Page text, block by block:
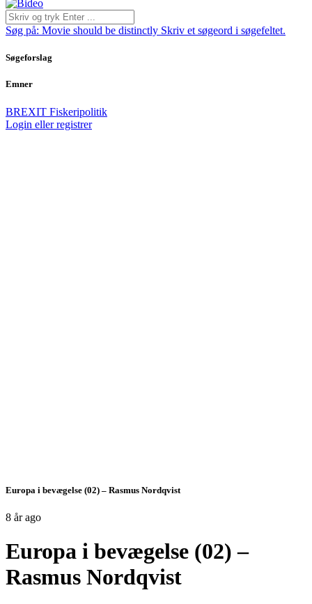
Søg på: Movie should be distinctly Skriv et søgeord i søgefeltet.
Søgeforslag
Emner
BREXIT Fiskeripolitik
Login eller registrer
Europa i bevægelse (02) – Rasmus Nordqvist
8 år ago
Europa i bevægelse (02) –
Rasmus Nordqvist